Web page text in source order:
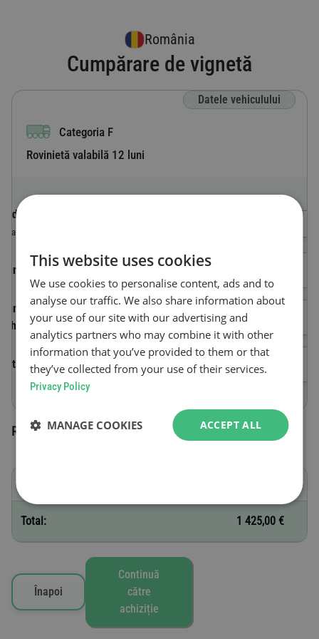
România
Cumpărare de vignetă
Datele vehiculului
Categoria F
Rovinietă valabilă 12 luni
Codul de țară
Țara în care este înmatriculat vehiculul.
Număr de înmatriculare
Numărul de identificare al
vehiculului (VIN)
Data de început a valabilității
Roviniete selectate
Total: 1 425,00 €
Înapoi
Continuă
către
achiziție
This website uses cookies
We use cookies to personalise content, ads and to
analyse our traffic. We also share information about
your use of our site with our advertising and
analytics partners who may combine it with other
information that you’ve provided to them or that
they’ve collected from your use of their services.
Privacy Policy
ACCEPT ALL
MANAGE COOKIES